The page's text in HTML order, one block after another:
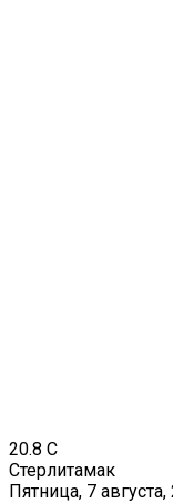
20.8 C
Стерлитамак
Пятница, 7 августа,